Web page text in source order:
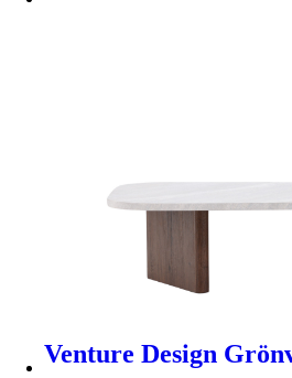
Venture Design